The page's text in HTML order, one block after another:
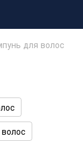
для волос